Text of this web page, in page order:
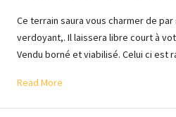
Ce terrain saura vous charmer de
verdoyant,. Il laissera libre court à
Vendu borné et viabilisé. Celui ci est
Read More